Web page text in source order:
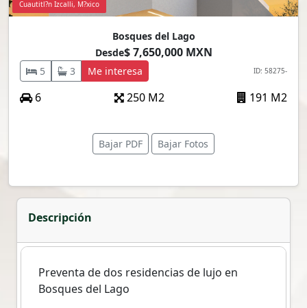
Cuautitl?n Izcalli, M?xico
Bosques del Lago
Desde$ 7,650,000 MXN
5 3 Me interesa ID: 58275-
6 250 M2 191 M2
Bajar PDF Bajar Fotos
Descripción
Preventa de dos residencias de lujo en
Bosques del Lago